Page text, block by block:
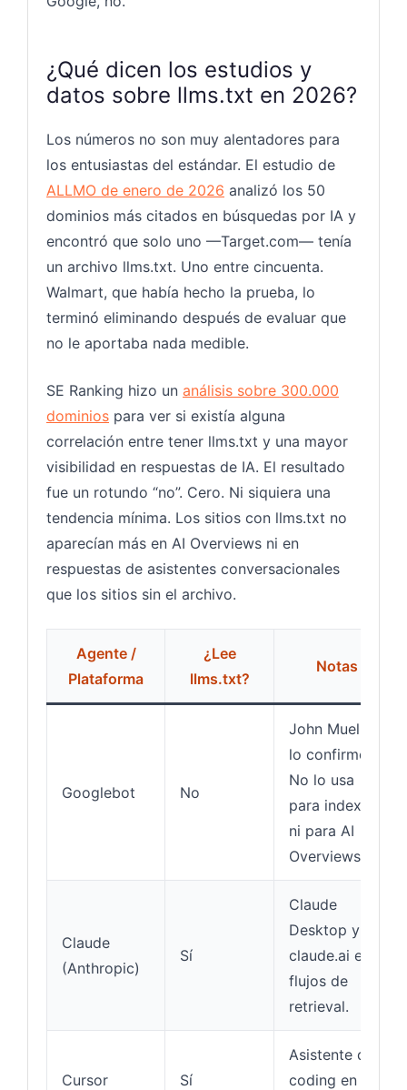
¿Qué dicen los estudios y
datos sobre llms.txt en 2026?
Los números no son muy alentadores para
los entusiastas del estándar. El estudio de
ALLMO de enero de 2026 analizó los 50
dominios más citados en búsquedas por IA y
encontró que solo uno —Target.com— tenía
un archivo llms.txt. Uno entre cincuenta.
Walmart, que había hecho la prueba, lo
terminó eliminando después de evaluar que
no le aportaba nada medible.
SE Ranking hizo un análisis sobre 300.000
dominios para ver si existía alguna
correlación entre tener llms.txt y una mayor
visibilidad en respuestas de IA. El resultado
fue un rotundo “no”. Cero. Ni siquiera una
tendencia mínima. Los sitios con llms.txt no
aparecían más en AI Overviews ni en
respuestas de asistentes conversacionales
que los sitios sin el archivo.
Agente /
Plataforma
¿Lee
llms.txt?
Notas
Googlebot No
John Mueller
lo confirmó.
No lo usa
para indexar
ni para AI
Overviews.
Claude
(Anthropic)
Sí
Claude
Desktop y
claude.ai en
flujos de
retrieval.
Cursor Sí
Asistente de
coding en el